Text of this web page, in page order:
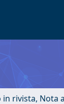
rivista, Nota